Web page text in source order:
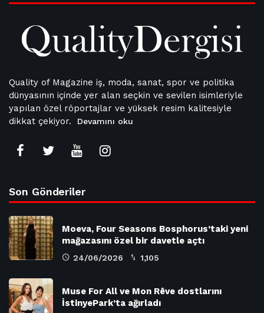
Quality of Magazine iş, moda, sanat, spor ve politika
dünyasının içinde yer alan seçkin ve sevilen isimleriyle
yapılan özel röportajlar ve yüksek resim kalitesiyle
dikkat çekiyor.
Devamını oku
Son Gönderiler
Moeva, Four Seasons Bosphorus’taki yeni
mağazasını özel bir davetle açtı
24/06/2026 1,105
Muse For All ve Mon Rêve dostlarını
İstinyePark’ta ağırladı